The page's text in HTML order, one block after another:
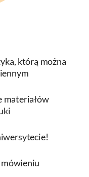
którą można
materiałów